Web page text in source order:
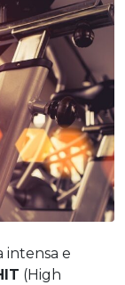
intensa e
(High